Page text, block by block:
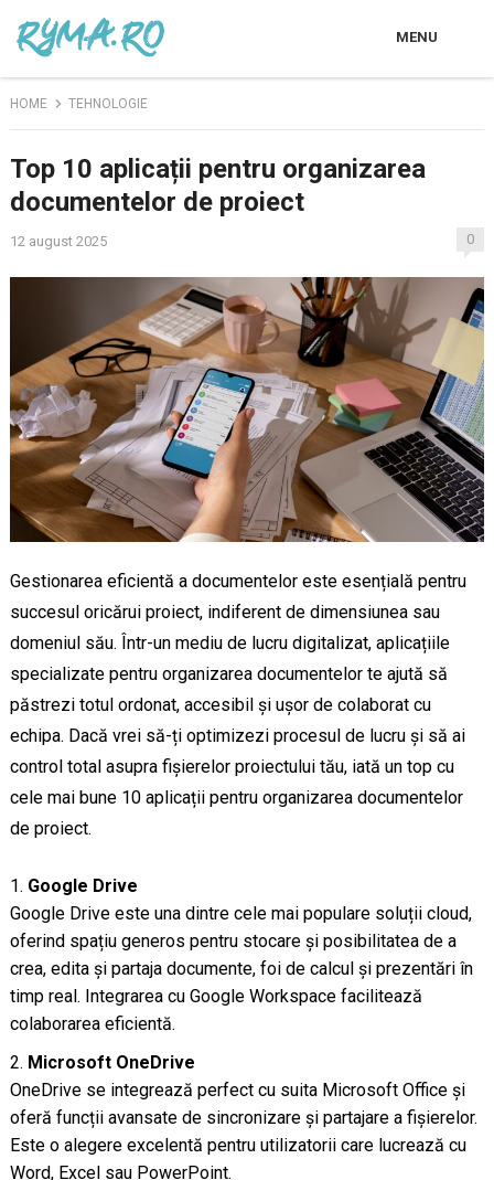
MENU
HOME TEHNOLOGIE
Top 10 aplicații pentru organizarea
documentelor de proiect
12 august 2025 0
Gestionarea eficientă a documentelor este esențială pentru
succesul oricărui proiect, indiferent de dimensiunea sau
domeniul său. Într-un mediu de lucru digitalizat, aplicațiile
specializate pentru organizarea documentelor te ajută să
păstrezi totul ordonat, accesibil și ușor de colaborat cu
echipa. Dacă vrei să-ți optimizezi procesul de lucru și să ai
control total asupra fișierelor proiectului tău, iată un top cu
cele mai bune 10 aplicații pentru organizarea documentelor
de proiect.
Google Drive
Google Drive este una dintre cele mai populare soluții cloud,
oferind spațiu generos pentru stocare și posibilitatea de a
crea, edita și partaja documente, foi de calcul și prezentări în
timp real. Integrarea cu Google Workspace facilitează
colaborarea eficientă.
Microsoft OneDrive
OneDrive se integrează perfect cu suita Microsoft Office și
oferă funcții avansate de sincronizare și partajare a fișierelor.
Este o alegere excelentă pentru utilizatorii care lucrează cu
Word, Excel sau PowerPoint.